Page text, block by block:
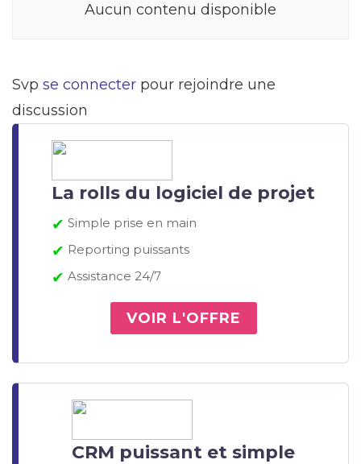
Aucun contenu disponible
Svp se connecter pour rejoindre une
discussion
La rolls du logiciel de projet
✔ Simple prise en main
✔ Reporting puissants
✔ Assistance 24/7
VOIR L'OFFRE
CRM puissant et simple